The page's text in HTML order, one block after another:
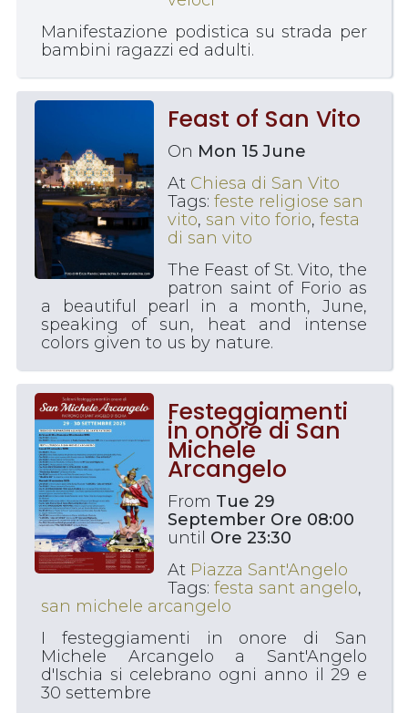
Manifestazione podistica su strada per
bambini ragazzi ed adulti.
Feast of San Vito
On Mon 15 June
At Chiesa di San Vito
Tags: feste religiose san
vito, san vito forio, festa
di san vito
The Feast of St. Vito, the
patron saint of Forio as
a beautiful pearl in a month, June,
speaking of sun, heat and intense
colors given to us by nature.
Festeggiamenti
in onore di San
Michele
Arcangelo
From Tue 29
September Ore 08:00
until Ore 23:30
At Piazza Sant'Angelo
Tags: festa sant angelo,
san michele arcangelo
I festeggiamenti in onore di San
Michele Arcangelo a Sant'Angelo
d'Ischia si celebrano ogni anno il 29 e
30 settembre